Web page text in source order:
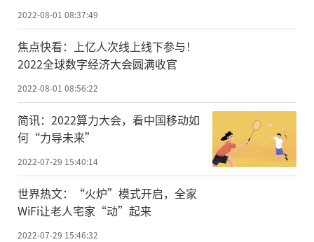
2022-08-01 08:37:49
焦点快看：上亿人次线上线下参与！
2022全球数字经济大会圆满收官
2022-08-01 08:56:22
简讯：2022算力大会，看中国移动如
何“力导未来”
2022-07-29 15:40:14
世界热文：“火炉”模式开启，全家
WiFi让老人宅家“动”起来
2022-07-29 15:46:32